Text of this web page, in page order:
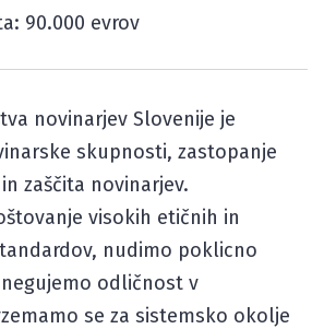
90.000 evrov
novinarjev Slovenije je
skupnosti, zastopanje
zaščita novinarjev.
visokih etičnih in
nudimo poklicno
odličnost v
se za sistemsko okolje